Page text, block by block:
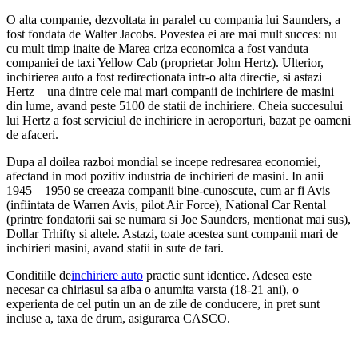
O alta companie, dezvoltata in paralel cu compania lui Saunders, a
fost fondata de Walter Jacobs. Povestea ei are mai mult succes: nu
cu mult timp inaite de Marea criza economica a fost vanduta
companiei de taxi Yellow Cab (proprietar John Hertz). Ulterior,
inchirierea auto a fost redirectionata intr-o alta directie, si astazi
Hertz – una dintre cele mai mari companii de inchiriere de masini
din lume, avand peste 5100 de statii de inchiriere. Cheia succesului
lui Hertz a fost serviciul de inchiriere in aeroporturi, bazat pe oameni
de afaceri.
Dupa al doilea razboi mondial se incepe redresarea economiei,
afectand in mod pozitiv industria de inchirieri de masini. In anii
1945 – 1950 se creeaza companii bine-cunoscute, cum ar fi Avis
(infiintata de Warren Avis, pilot Air Force), National Car Rental
(printre fondatorii sai se numara si Joe Saunders, mentionat mai sus),
Dollar Trhifty si altele. Astazi, toate acestea sunt companii mari de
inchirieri masini, avand statii in sute de tari.
Conditiile deinchiriere auto practic sunt identice. Adesea este
necesar ca chiriasul sa aiba o anumita varsta (18-21 ani), o
experienta de cel putin un an de zile de conducere, in pret sunt
incluse a, taxa de drum, asigurarea CASCO.